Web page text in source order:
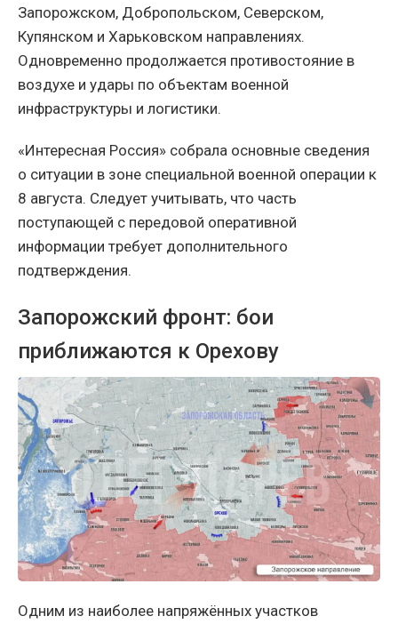
Запорожском, Добропольском, Северском,
Купянском и Харьковском направлениях.
Одновременно продолжается противостояние в
воздухе и удары по объектам военной
инфраструктуры и логистики.
«Интересная Россия» собрала основные сведения
о ситуации в зоне специальной военной операции к
8 августа. Следует учитывать, что часть
поступающей с передовой оперативной
информации требует дополнительного
подтверждения.
Запорожский фронт: бои
приближаются к Орехову
Одним из наиболее напряжённых участков